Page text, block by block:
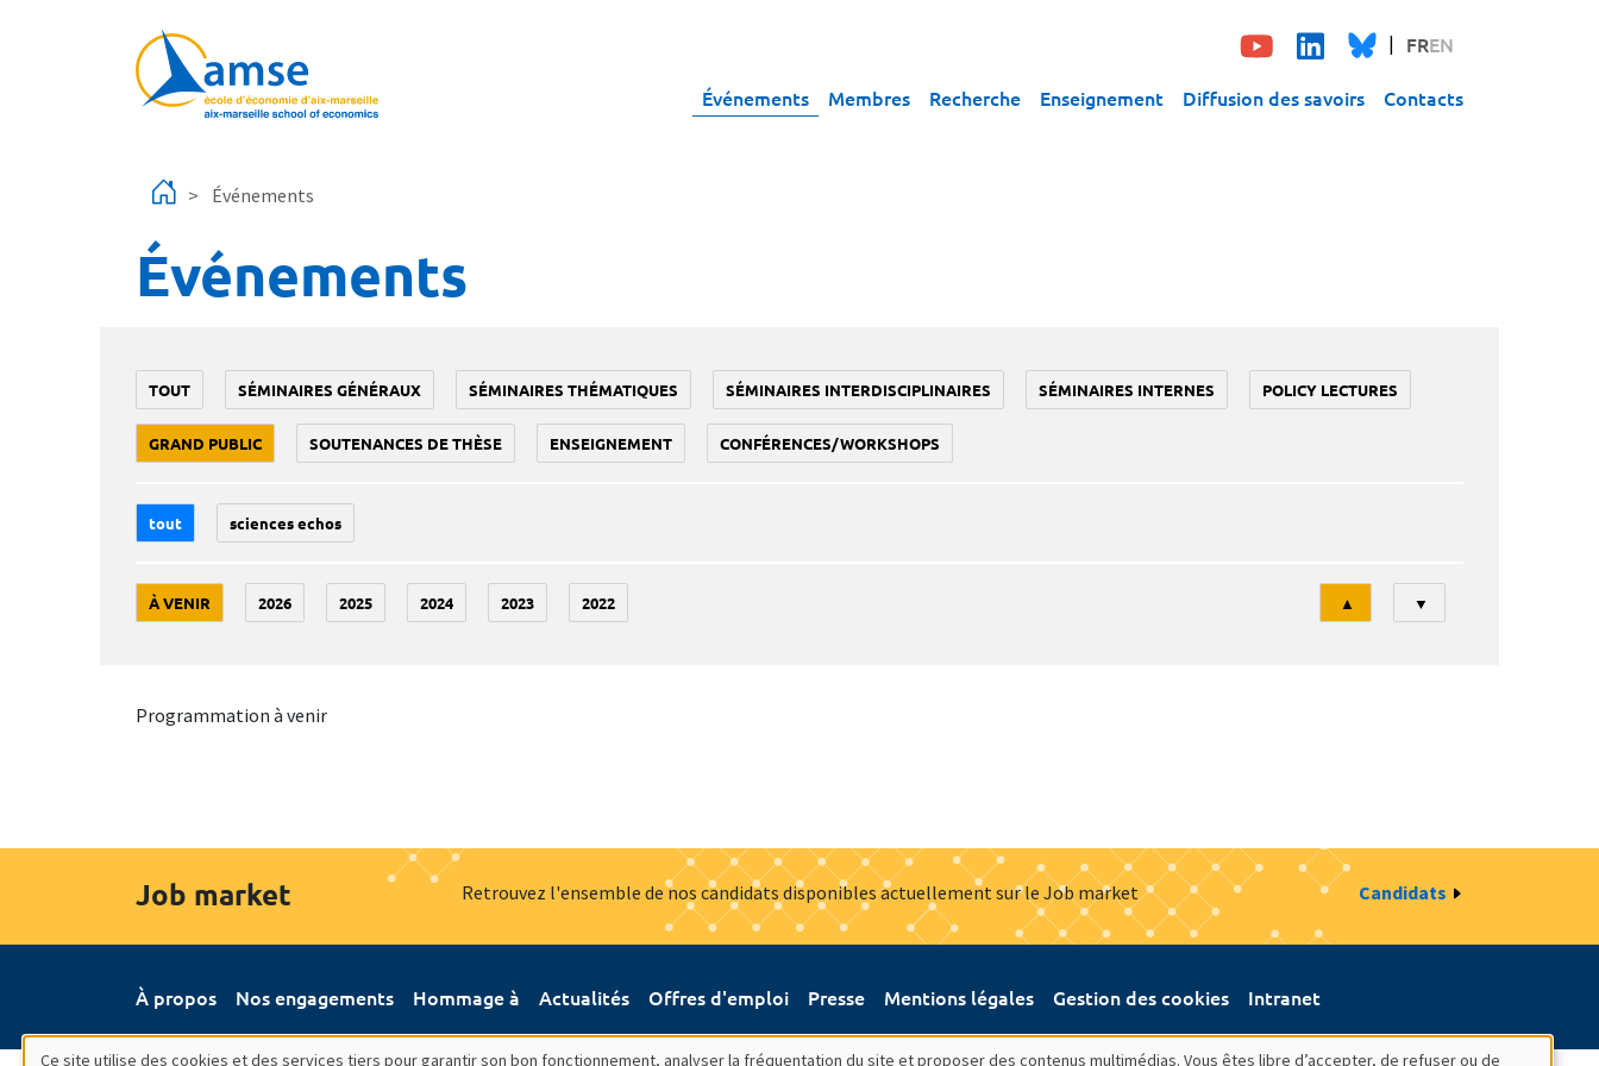
FREN
Événements Membres Recherche Enseignement Diffusion des savoirs Contacts
Événements
Événements
TOUT SÉMINAIRES GÉNÉRAUX SÉMINAIRES THÉMATIQUES SÉMINAIRES INTERDISCIPLINAIRES SÉMINAIRES INTERNES POLICY LECTURES
GRAND PUBLIC SOUTENANCES DE THÈSE ENSEIGNEMENT CONFÉRENCES/WORKSHOPS
tout sciences echos
À VENIR 2026 2025 2024 2023 2022
Tri
▲ ▼
Programmation à venir
Job market Retrouvez l'ensemble de nos candidats disponibles actuellement sur le Job market Candidats
À propos Nos engagements Hommage à Actualités Offres d'emploi Presse Mentions légales Gestion des cookies Intranet
Ce site utilise des cookies et des services tiers pour garantir son bon fonctionnement, analyser la fréquentation du site et proposer des contenus multimédias. Vous êtes libre d’accepter, de refuser ou de